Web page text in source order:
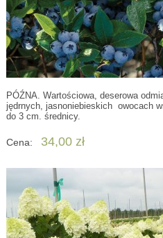
PÓŹNA. Wartościowa, deserowa
jędrnych, jasnoniebieskich owocach
do 3 cm. średnicy.
Cena: 34,00 zł